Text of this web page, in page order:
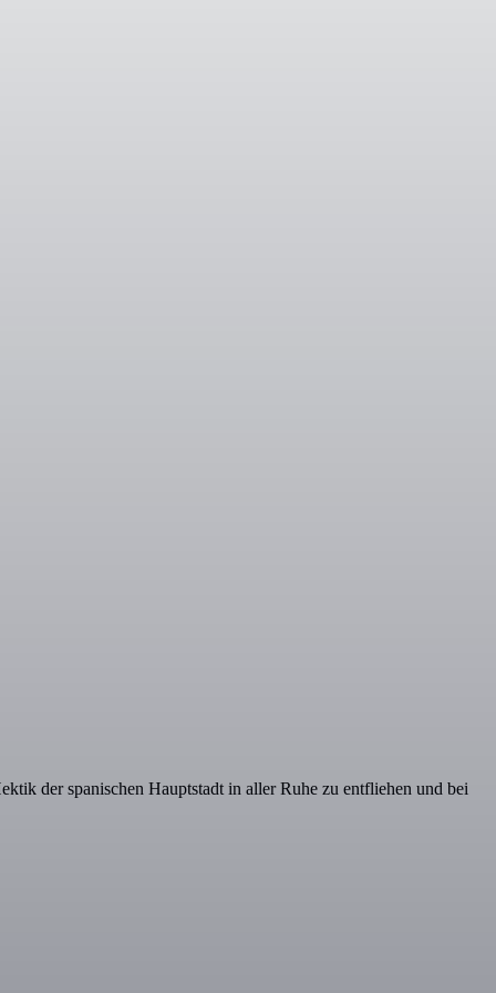
der spanischen Hauptstadt in aller Ruhe zu entfliehen und bei